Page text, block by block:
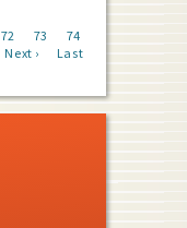
Page
72 Page
73 Page
74
Next
Next ›
Last
Last